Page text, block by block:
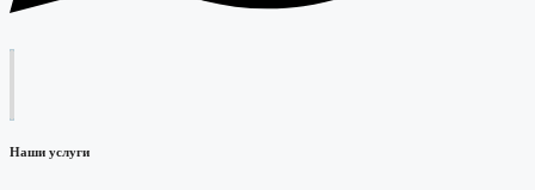
Наши услуги